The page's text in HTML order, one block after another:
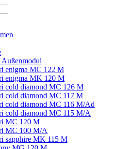
enigma MC 122 M
enigma MK 120 M
cold diamond MC 126 M
cold diamond MC 117 M
cold diamond MC 116 M/Ad
cold diamond MC 115 M/A
MC 120 M
MC 100 M/A
sapphire MK 115 M